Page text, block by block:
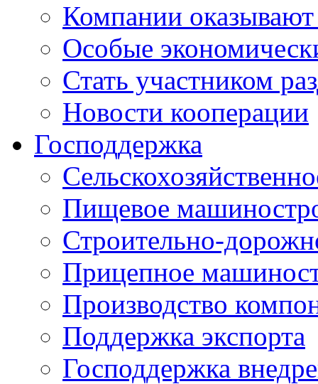
Компании оказывают
Особые
Стать участником
Новости кооперации
Господдержка
Пищевое
Строительно-
Прицепное
Производство
Поддержка экспорта
Господдержка